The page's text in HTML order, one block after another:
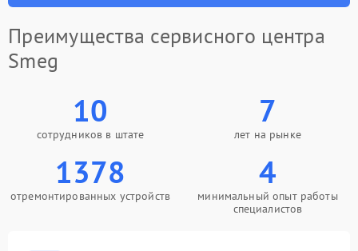
Преимущества сервисного центра
Smeg
10
сотрудников в штате
7
лет на рынке
1378
отремонтированных устройств
4
минимальный опыт работы
специалистов